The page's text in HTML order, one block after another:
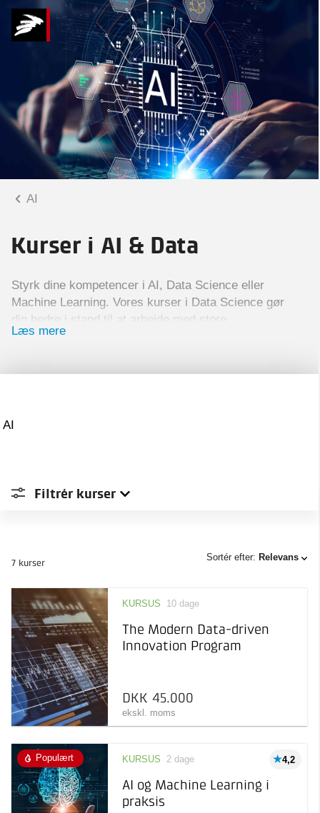
AI
Kurser i AI & Data
Styrk dine kompetencer i AI, Data Science eller
Machine Learning. Vores kurser i Data Science gør
dig bedre i stand til at arbejde med store
datamængder. Machine Learning kan forbedre jeres
data.
ved at tage på kursus indenfor AI & Data.
Læs mere
AI
Filtrér kurser
Online 3
Taastrup 2
Type
Adaptivt onlinekursus
Online læring, der tilpasses
til dig og dit niveau
Kursus
Læring inden for et
specifikt emne
Online kursus
tages, når det passer dig
Pris
2.500 kr 45.000 kr
Afholdelsesgaranti
Sortér efter: Relevans
7 kurser
KURSUS 10 dage
The Modern Data-driven
Innovation Program
DKK 45.000
ekskl. moms
Populært 4,2
KURSUS 2 dage
AI og Machine Learning i
praksis